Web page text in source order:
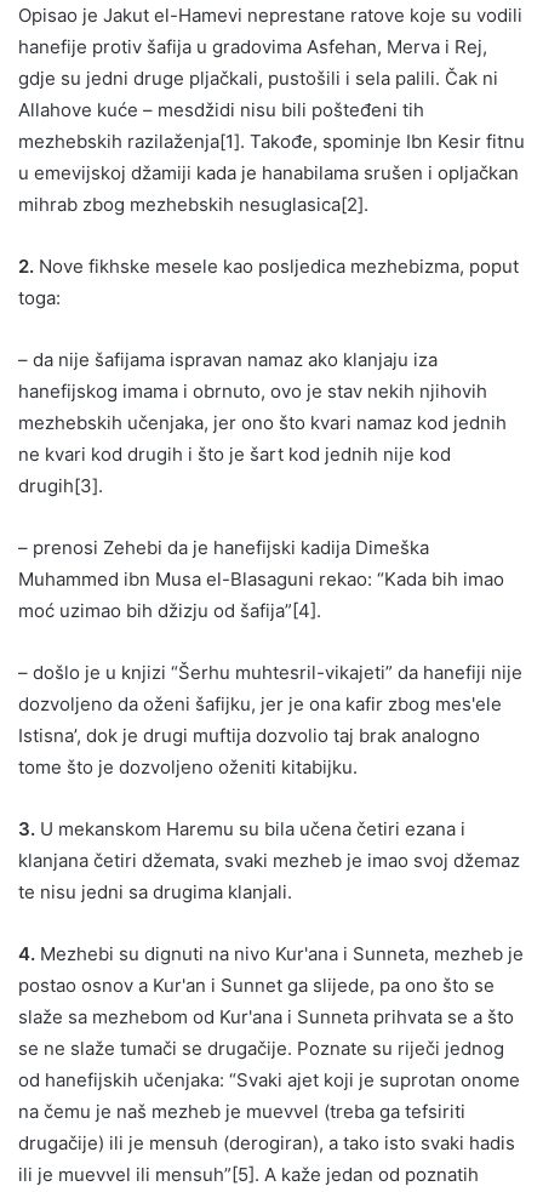
Opisao je Jakut el-Hamevi neprestane ratove koje su vodili
hanefije protiv šafija u gradovima Asfehan, Merva i Rej,
gdje su jedni druge pljačkali, pustošili i sela palili. Čak ni
Allahove kuće – mesdžidi nisu bili pošteđeni tih
mezhebskih razilaženja[1]. Takođe, spominje Ibn Kesir fitnu
u emevijskoj džamiji kada je hanabilama srušen i opljačkan
mihrab zbog mezhebskih nesuglasica[2].
2. Nove fikhske mesele kao posljedica mezhebizma, poput
toga:
– da nije šafijama ispravan namaz ako klanjaju iza
hanefijskog imama i obrnuto, ovo je stav nekih njihovih
mezhebskih učenjaka, jer ono što kvari namaz kod jednih
ne kvari kod drugih i što je šart kod jednih nije kod
drugih[3].
– prenosi Zehebi da je hanefijski kadija Dimeška
Muhammed ibn Musa el-Blasaguni rekao: “Kada bih imao
moć uzimao bih džizju od šafija”[4].
– došlo je u knjizi “Šerhu muhtesril-vikajeti” da hanefiji nije
dozvoljeno da oženi šafijku, jer je ona kafir zbog mes'ele
Istisna’, dok je drugi muftija dozvolio taj brak analogno
tome što je dozvoljeno oženiti kitabijku.
3. U mekanskom Haremu su bila učena četiri ezana i
klanjana četiri džemata, svaki mezheb je imao svoj džemaz
te nisu jedni sa drugima klanjali.
4. Mezhebi su dignuti na nivo Kur'ana i Sunneta, mezheb je
postao osnov a Kur'an i Sunnet ga slijede, pa ono što se
slaže sa mezhebom od Kur'ana i Sunneta prihvata se a što
se ne slaže tumači se drugačije. Poznate su riječi jednog
od hanefijskih učenjaka: “Svaki ajet koji je suprotan onome
na čemu je naš mezheb je muevvel (treba ga tefsiriti
drugačije) ili je mensuh (derogiran), a tako isto svaki hadis
ili je muevvel ili mensuh”[5]. A kaže jedan od poznatih